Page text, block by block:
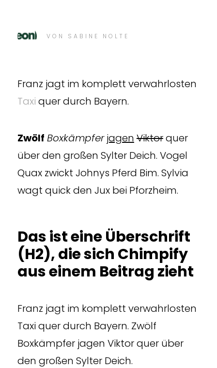
VON SABINE NOLTE
Franz jagt im komplett verwahrlosten
Taxi quer durch Bayern.
Zwölf Boxkämpfer jagen Viktorquer
über den großen Sylter Deich. Vogel
Quax zwickt Johnys Pferd Bim. Sylvia
wagt quick den Jux bei Pforzheim.
Das ist eine Überschrift
(H2), die sich Chimpify
aus einem Beitrag zieht
Franz jagt im komplett verwahrlosten
Taxi quer durch Bayern. Zwölf
Boxkämpfer jagen Viktor quer über
den großen Sylter Deich.